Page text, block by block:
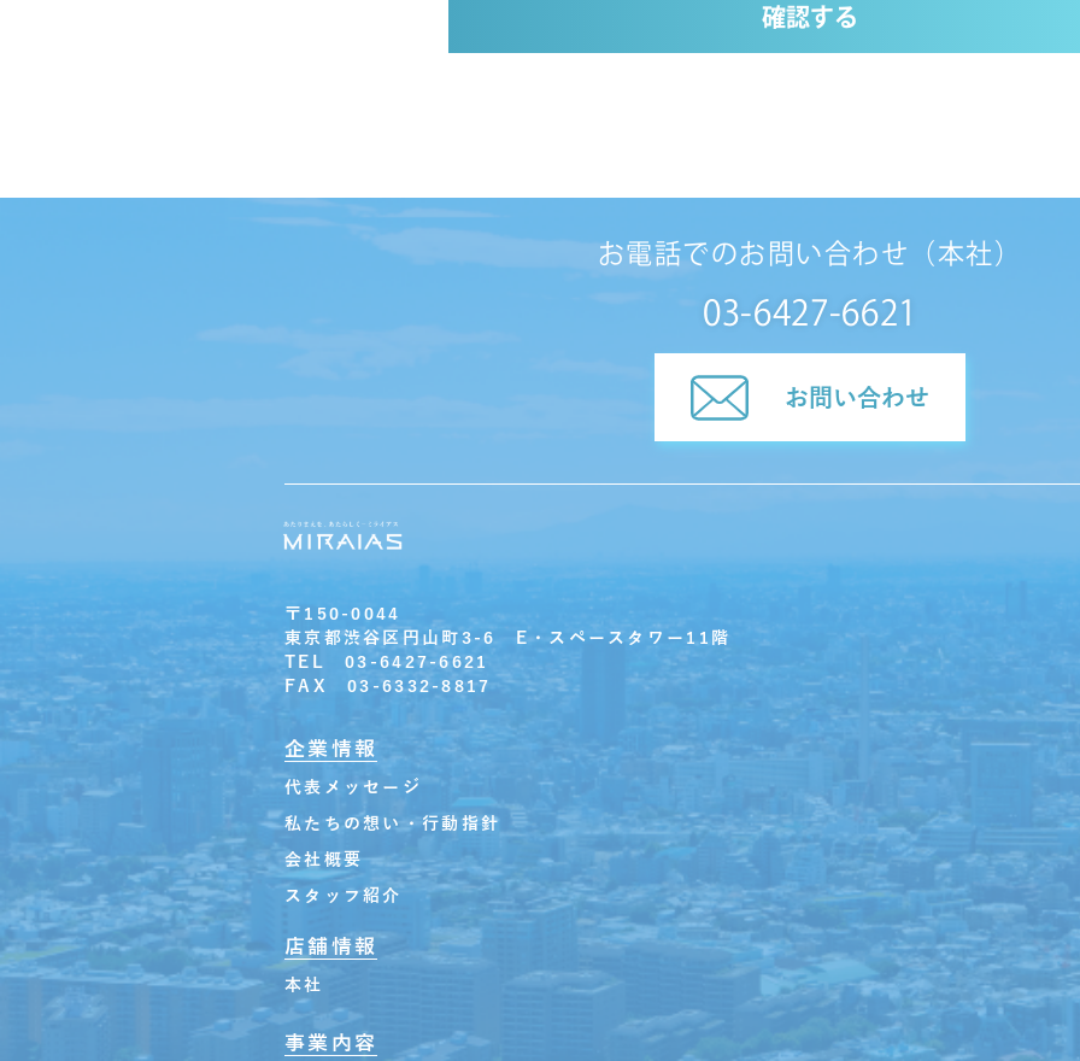
確認する
お電話でのお問い合わせ（本社）
03-6427-6621
お問い合わせ
〒150-0044
東京都渋谷区円山町3-6 E・スペースタワー11階
TEL 03-6427-6621
FAX 03-6332-8817
企業情報
代表メッセージ
私たちの想い・行動指針
会社概要
スタッフ紹介
店舗情報
本社
事業内容